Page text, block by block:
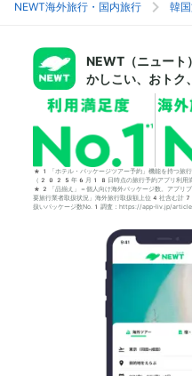
NEWT海外旅行・国内旅行 韓
NEWT（ニュート）
かしこい、おトク
*1「ホテル・パッケージツアー予約」機能を持つ旅行
（2025年6月18日時点の旅行予約アプリ利用満
*2「品揃え」＝個人向け海外パッケージ数。ア
要旅行業者取扱状況」海外旅行取扱額上位4社含む計7
扱いパッケージ数No.1調査：https://app-